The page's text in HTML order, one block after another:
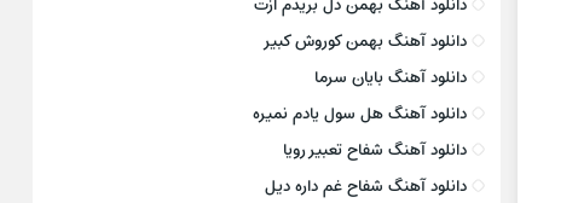
دانلود آهنگ بهمن دل بریدم ازت
دانلود آهنگ بهمن کوروش کبیر
دانلود آهنگ بایان سرما
دانلود آهنگ هل سول یادم نمیره
دانلود آهنگ شفاح تعبیر رویا
دانلود آهنگ شفاح غم داره دیل